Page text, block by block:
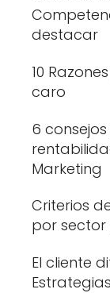
destacar
10
caro
6
Marketing
Criterios
por sector
El cliente